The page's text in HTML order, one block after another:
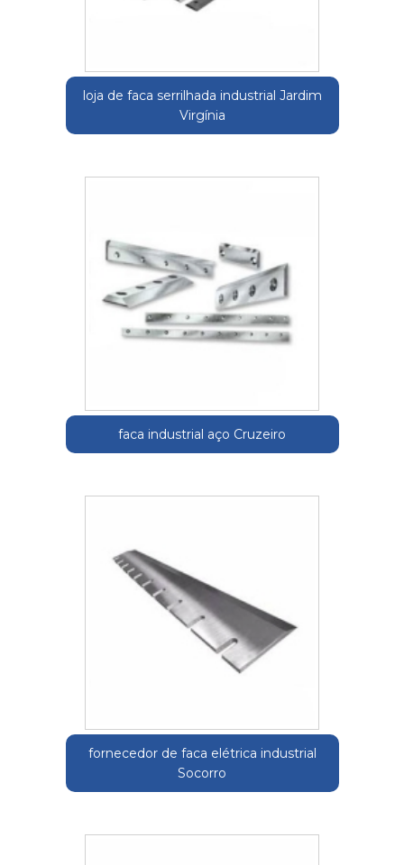
loja de faca serrilhada industrial Jardim
Virgínia
faca industrial aço Cruzeiro
fornecedor de faca elétrica industrial
Socorro